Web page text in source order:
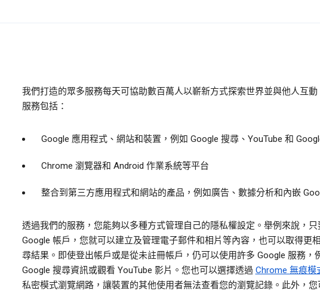
我們打造的眾多服務每天可協助數百萬人以嶄新方式探索世界並與他人互動
服務包括：
Google 應用程式、網站和裝置，例如 Google 搜尋、YouTube 和
Chrome 瀏覽器和 Android 作業系統等平台
整合到第三方應用程式和網站的產品，例如廣告、數據分析和內嵌
透過我們的服務，您能夠以多種方式管理自己的隱私權設定。舉例來說，只
Google 帳戶，您就可以建立及管理電子郵件和相片等內容，也可以取得更
尋結果。即使登出帳戶或是從未註冊帳戶，仍可以使用許多 Google 服務，
Google 搜尋資訊或觀看 YouTube 影片。您也可以選擇透過 Chrome 無痕模
私密模式瀏覽網路，讓裝置的其他使用者無法查看您的瀏覽記錄。此外，您